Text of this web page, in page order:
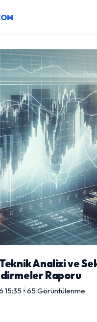
Analizi ve
Raporu
15:35 •65 Görüntülenme